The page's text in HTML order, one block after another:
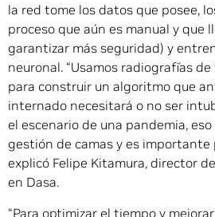
la red tome los datos que posee,
proceso que aún es manual y que
garantizar más seguridad) y
neuronal. “Usamos radiografías
para construir un algoritmo que
internado necesitará o no ser
el escenario de una pandemia,
gestión de camas y es importante
explicó Felipe Kitamura, director
en Dasa.
“Para optimizar el tiempo y